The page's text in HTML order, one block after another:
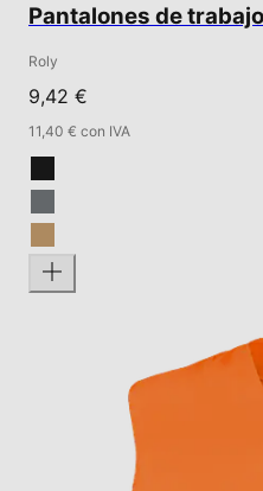
Pantalones de
Roly
9,42 €
11,40 € con IVA